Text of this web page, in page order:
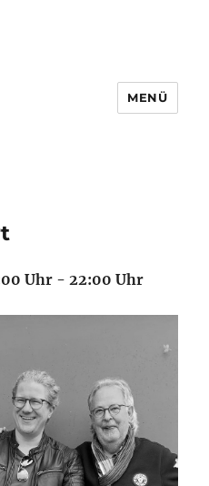
MENÜ
Uhr - 22:00 Uhr